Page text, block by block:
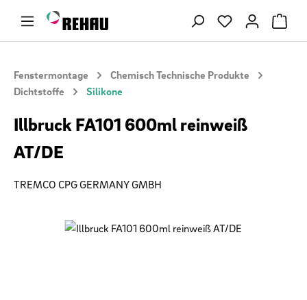
Zum Hauptinhalt springen Du hast 0
Fenstermontage
Chemisch Technische Produkte
Dichtstoffe
Silikone
Illbruck FA101 600ml reinweiß
AT/DE
TREMCO CPG GERMANY GMBH
Bildergalerie überspringen